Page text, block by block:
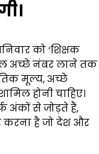
को ‘शिक्षक
अच्छे नंबर लाने तक
मूल्य, अच्छे
होनी चाहिए।
अंकों से जोड़ते हैं,
है जो देश और